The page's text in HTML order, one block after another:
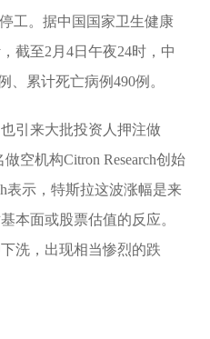
工。据中国国家卫生健康
截至2月4日午夜24时，中
、累计死亡病例490例。
引来大批投资人押注做
空机构Citron Research创始
表示，特斯拉这波涨幅是来
本面或股票估值的反应。
洗，出现相当惨烈的跌